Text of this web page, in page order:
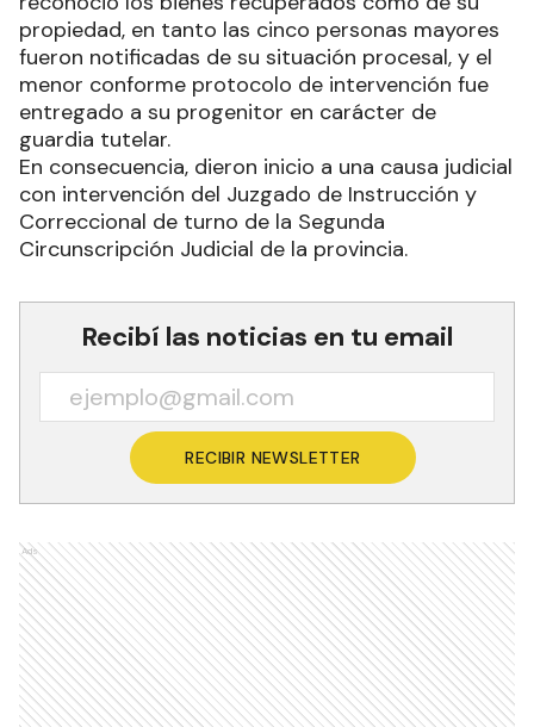
documentando el procedimiento llevado a cabo,
procediendo de esa manera al secuestro de un
minicomponente, un equipo de sonido, una
licuadora, tres sillas, un termo entre otros bienes,
siendo todo ellos junto a los aprehendidos y
retenidos trasladados a sede policial a los fines
legales de rigor.
En el lugar recepcionaron la denuncia
correspondiente de la propietaria del inmueble
una de las habitaciones y no había escuchado lo
que ocurría en su propiedad.
reconoció los bienes recuperados como de su
propiedad, en tanto las cinco personas mayores
fueron notificadas de su situación procesal, y el
menor conforme protocolo de intervención fue
En consecuencia, dieron inicio a una causa judicial
con intervención del Juzgado de Instrucción y
Correccional de turno de la Segunda
Circunscripción Judicial de la provincia.
Recibí las noticias en tu email